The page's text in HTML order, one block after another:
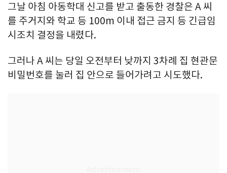
그날 아침 아동학대 신고를 받고 출동한 경찰은 A 씨
를 주거지와 학교 등 100m 이내 접근 금지 등 긴급임
시조치 결정을 내렸다.
그러나 A 씨는 당일 오전부터 낮까지 3차례 집 현관문
비밀번호를 눌러 집 안으로 들어가려고 시도했다.